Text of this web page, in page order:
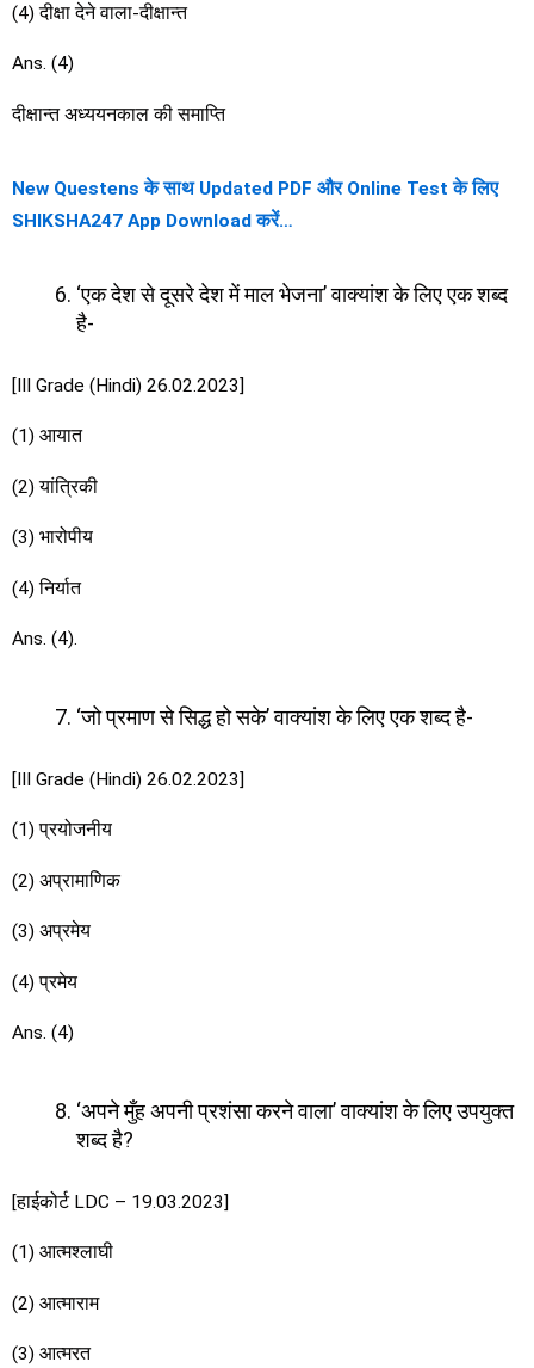
(4) दीक्षा देने वाला-दीक्षान्त
Ans. (4)
दीक्षान्त अध्ययनकाल की समाप्ति
New Questens के साथ Updated PDF और Online Test के लिए
SHIKSHA247 App Download करें…
‘एक देश से दूसरे देश में माल भेजना’ वाक्यांश के लिए एक शब्द
है-
[III Grade (Hindi) 26.02.2023]
(1) आयात
(2) यांत्रिकी
(3) भारोपीय
(4) निर्यात
Ans. (4).
‘जो प्रमाण से सिद्ध हो सके’ वाक्यांश के लिए एक शब्द है-
[III Grade (Hindi) 26.02.2023]
(1) प्रयोजनीय
(2) अप्रामाणिक
(3) अप्रमेय
(4) प्रमेय
Ans. (4)
‘अपने मुँह अपनी प्रशंसा करने वाला’ वाक्यांश के लिए उपयुक्त
शब्द है?
[हाईकोर्ट LDC – 19.03.2023]
(1) आत्मश्लाघी
(2) आत्माराम
(3) आत्मरत